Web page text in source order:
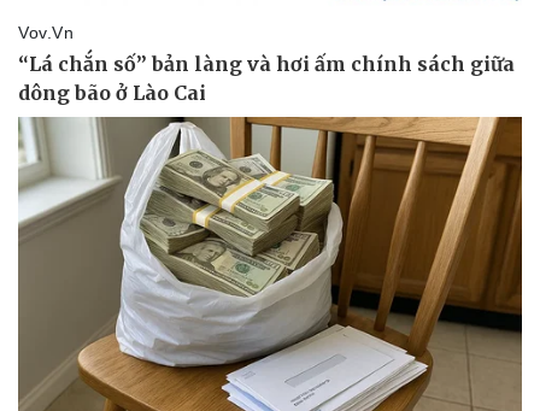
Sức khỏe
Dinh dưỡng - món ngon
Đời sống
Nhà đẹp